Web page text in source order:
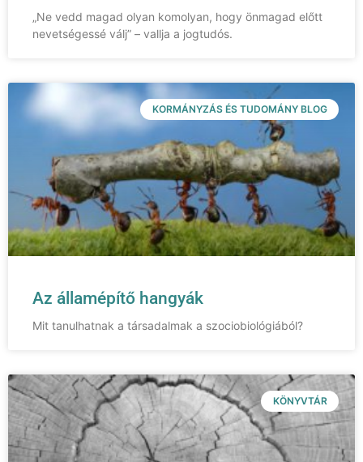
„Ne vedd magad olyan komolyan, hogy önmagad előtt
nevetségessé válj” – vallja a jogtudós.
KORMÁNYZÁS ÉS TUDOMÁNY BLOG
Az államépítő hangyák
Mit tanulhatnak a társadalmak a szociobiológiából?
KÖNYVTÁR